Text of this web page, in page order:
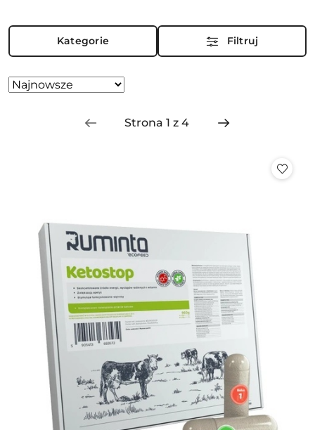
Kategorie Filtruj
Zastosowano
Sortuj